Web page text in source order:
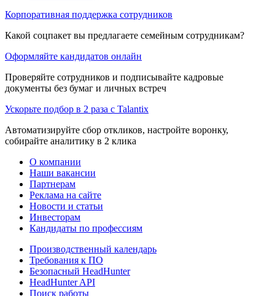
Корпоративная поддержка сотрудников
Какой соцпакет вы предлагаете семейным сотрудникам?
Оформляйте кандидатов онлайн
Проверяйте сотрудников и подписывайте кадровые
документы без бумаг и личных встреч
Ускорьте подбор в 2 раза с Talantix
Автоматизируйте сбор откликов, настройте воронку,
собирайте аналитику в 2 клика
О компании
Наши вакансии
Партнерам
Реклама на сайте
Новости и статьи
Инвесторам
Кандидаты по профессиям
Производственный календарь
Требования к ПО
Безопасный HeadHunter
HeadHunter API
Поиск работы